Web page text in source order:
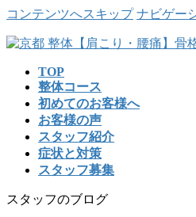
コンテンツへスキップ ナビゲー
TOP
整体コース
初めてのお客様へ
お客様の声
スタッフ紹介
症状と対策
スタッフ募集
スタッフのブログ